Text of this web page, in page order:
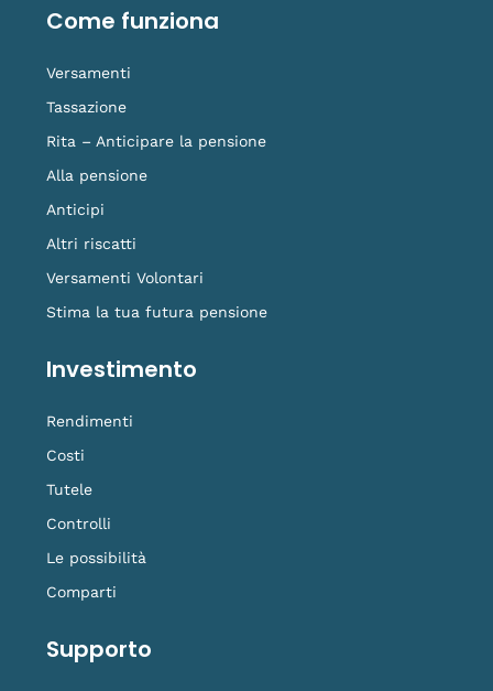
o
k
i
n
e
r
a
i
k
Come funziona
Versamenti
Tassazione
Rita – Anticipare la pensione
Alla pensione
Anticipi
Altri riscatti
Versamenti Volontari
Stima la tua futura pensione
Investimento
Rendimenti
Costi
Tutele
Controlli
Le possibilità
Comparti
Supporto